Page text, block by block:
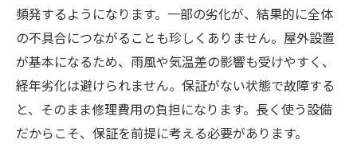
頻発するようになります。一部の劣化が、結果的に全体
の不具合につながることも珍しくありません。屋外設置
が基本になるため、雨風や気温差の影響も受けやすく、
経年劣化は避けられません。保証がない状態で故障する
と、そのまま修理費用の負担になります。長く使う設備
だからこそ、保証を前提に考える必要があります。